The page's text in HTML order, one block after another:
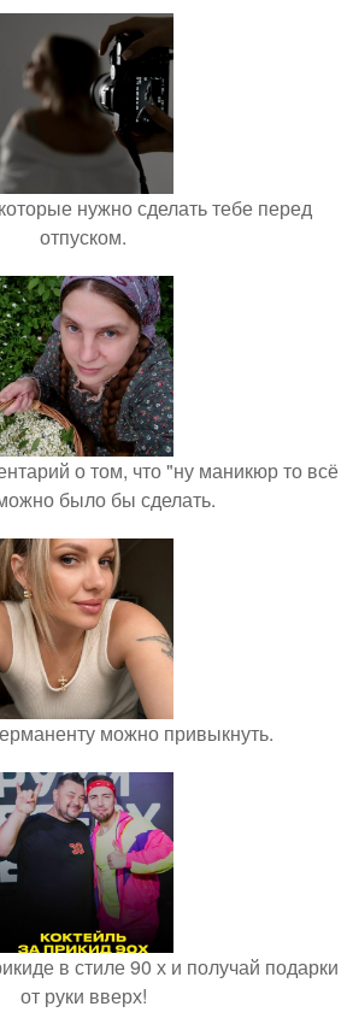
нужно сделать тебе перед
отпуском.
о том, что "ну маникюр то всё
было бы сделать.
можно привыкнуть.
в стиле 90 х и получай подарки
от руки вверх!